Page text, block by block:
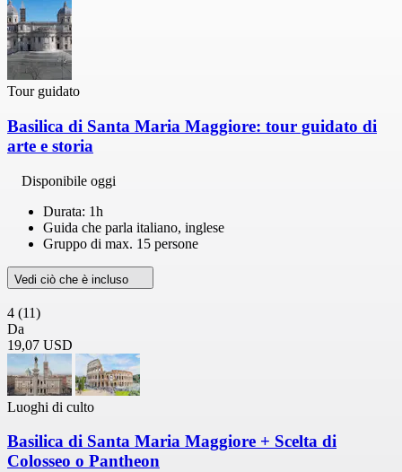
Tour guidato
Basilica di Santa Maria Maggiore: tour guidato di
arte e storia
Disponibile oggi
Durata: 1h
Guida che parla italiano, inglese
Gruppo di max. 15 persone
Vedi ciò che è incluso
4 (11)
Da
19,07 USD
Luoghi di culto
Basilica di Santa Maria Maggiore + Scelta di
Colosseo o Pantheon